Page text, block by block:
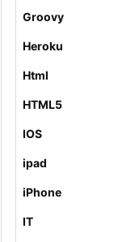
Groovy
Heroku
Html
HTML5
IOS
ipad
iPhone
IT